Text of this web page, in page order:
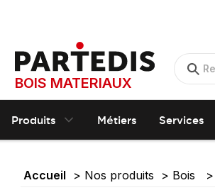
BOIS MATERIAUX
Produits Métiers Services
Accueil Nos produits Bois